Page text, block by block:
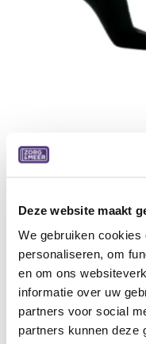
Deze website maakt
We gebruiken
personaliseren, om
en om ons
informatie over uw
partners voor social
partners kunnen deze
spons, zwart
Korte kous (AB) met
Klassieke kous voor
onderaan de voetzool
Specificaties:
Voor schoenmaat
13,69€ 16,56€